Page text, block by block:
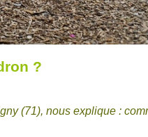
?
(71), nous explique :